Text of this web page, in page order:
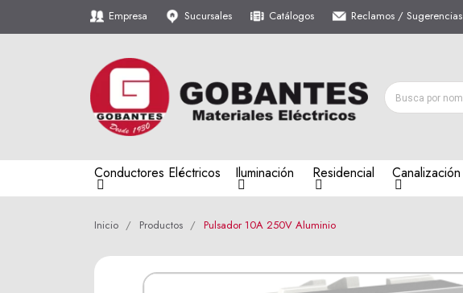
Empresa Sucursales Catálogos Reclamos / Sugerencias
Conductores Eléctricos Iluminación Residencial Canalización
Inicio Productos Pulsador 10A 250V Aluminio